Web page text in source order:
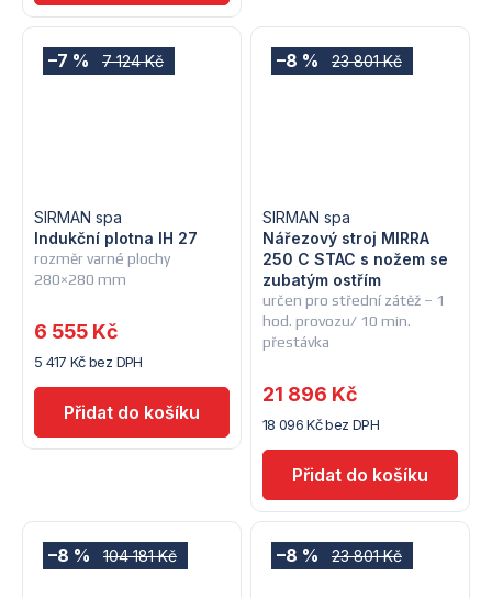
7 124 Kč
–7 %
rozměr varné plochy
280×280 mm
Indukční plotna IH 27
SIRMAN spa
5 417 Kč bez DPH
6 555 Kč
23 801 Kč
–8 %
určen pro střední zátěž – 1
hod. provozu/ 10 min.
přestávka
Nářezový stroj MIRRA
250 C STAC s nožem se
zubatým ostřím
SIRMAN spa
18 096 Kč bez DPH
21 896 Kč
104 181 Kč
–8 % 23 801 Kč
–8 %